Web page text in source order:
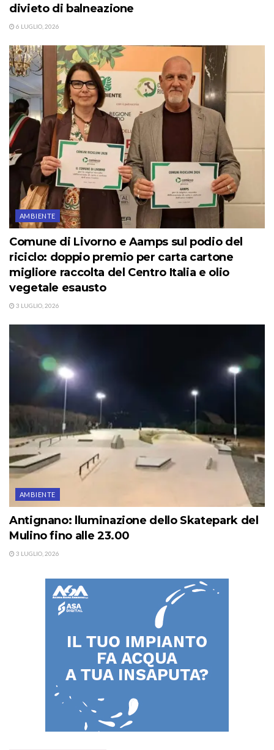
divieto di balneazione
6 LUGLIO, 2026
AMBIENTE
Comune di Livorno e Aamps sul podio del
riciclo: doppio premio per carta cartone
migliore raccolta del Centro Italia e olio
vegetale esausto
3 LUGLIO, 2026
AMBIENTE
Antignano: lluminazione dello Skatepark del
Mulino fino alle 23.00
3 LUGLIO, 2026